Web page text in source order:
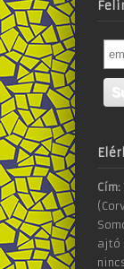
Cím:
ajtó